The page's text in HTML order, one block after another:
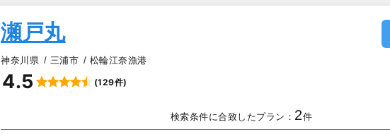
瀬戸丸
神奈川県 三浦市 松輪江奈漁港
4.5 (129件)
検索条件に合致したプラン： 2件